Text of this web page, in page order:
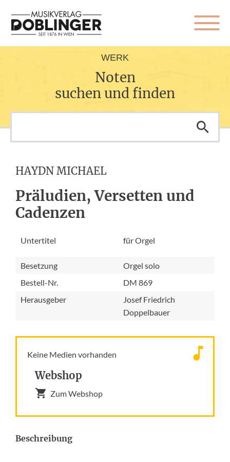
WERK
Noten
suchen und finden
HAYDN MICHAEL
Präludien, Versetten und
Cadenzen
Untertitel für Orgel
Besetzung
Orgel solo
Bestell-Nr.
DM 869
Herausgeber
Josef Friedrich
Doppelbauer
Keine Medien vorhanden
Webshop
Zum Webshop
Beschreibung